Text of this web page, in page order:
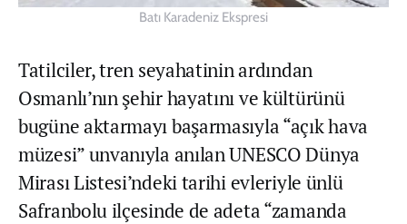
Batı Karadeniz Ekspresi
Tatilciler, tren seyahatinin ardından
Osmanlı’nın şehir hayatını ve kültürünü
bugüne aktarmayı başarmasıyla “açık hava
müzesi” unvanıyla anılan UNESCO Dünya
Mirası Listesi’ndeki tarihi evleriyle ünlü
Safranbolu ilçesinde de adeta “zamanda